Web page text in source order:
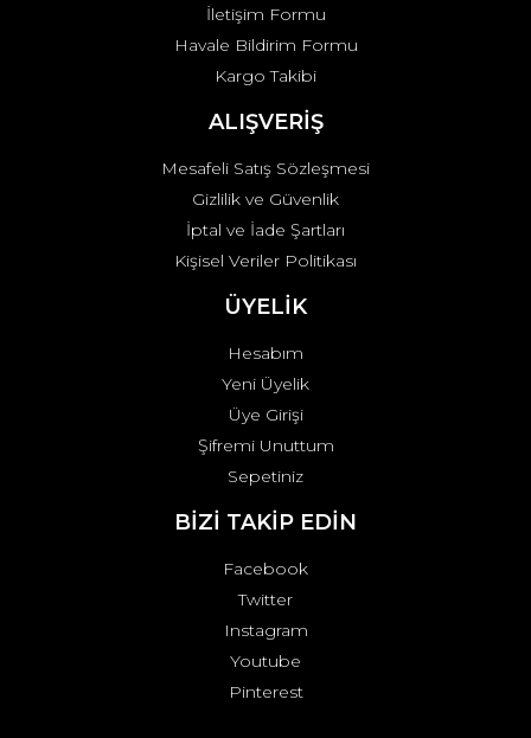
İletişim Formu
Havale Bildirim Formu
Kargo Takibi
ALIŞVERİŞ
Mesafeli Satış Sözleşmesi
Gizlilik ve Güvenlik
İptal ve İade Şartları
Kişisel Veriler Politikası
ÜYELİK
Hesabım
Yeni Üyelik
Üye Girişi
Şifremi Unuttum
Sepetiniz
BİZİ TAKİP EDİN
Facebook
Twitter
Instagram
Youtube
Pinterest